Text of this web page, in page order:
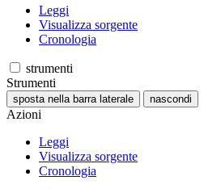
Leggi
Visualizza sorgente
Cronologia
strumenti
Strumenti
sposta nella barra laterale nascondi
Azioni
Leggi
Visualizza sorgente
Cronologia